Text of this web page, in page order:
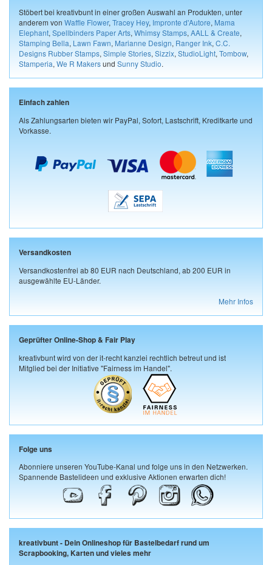
Stöbert bei kreativbunt in einer großen Auswahl an Produkten, unter
anderem von Waffle Flower, Tracey Hey, Impronte d'Autore, Mama
Elephant, Spellbinders Paper Arts, Whimsy Stamps, AALL & Create,
Stamping Bella, Lawn Fawn, Marianne Design, Ranger Ink, C.C.
Designs Rubber Stamps, Simple Stories, Sizzix, StudioLight, Tombow,
Stamperia, We R Makersund Sunny Studio.
Einfach zahlen
Als Zahlungsarten bieten wir PayPal, Sofort, Lastschrift, Kreditkarte und
Vorkasse.
Versandkosten
Versandkostenfrei ab 80 EUR nach Deutschland, ab 200 EUR in
ausgewählte EU-Länder.
Mehr Infos
Geprüfter Online-Shop & Fair Play
kreativbunt wird von der it-recht kanzlei rechtlich betreut und ist
Mitglied bei der Initiative "Fairness im Handel".
Folge uns
Abonniere unseren YouTube-Kanal und folge uns in den Netzwerken.
Spannende Bastelideen und exklusive Aktionen erwarten dich!
kreativbunt - Dein Onlineshop für Bastelbedarf rund um
Scrapbooking, Karten und vieles mehr